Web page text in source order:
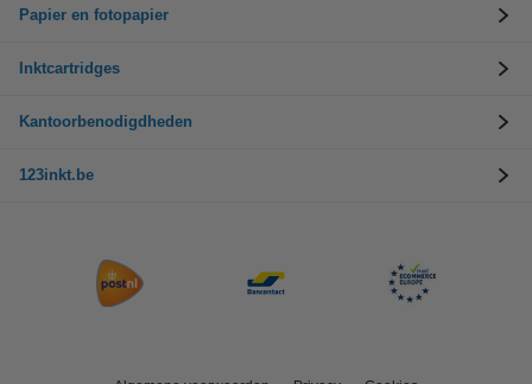
Papier en fotopapier
Inktcartridges
Kantoorbenodigdheden
123inkt.be